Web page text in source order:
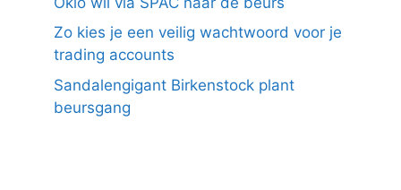
Zo kies je een veilig wachtwoord voor je
trading accounts
Sandalengigant Birkenstock plant
beursgang